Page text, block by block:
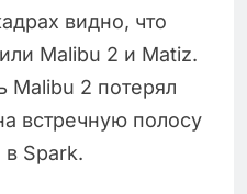
видно, что
Malibu 2 и Matiz.
Malibu 2 потерял
встречную полосу
Spark.